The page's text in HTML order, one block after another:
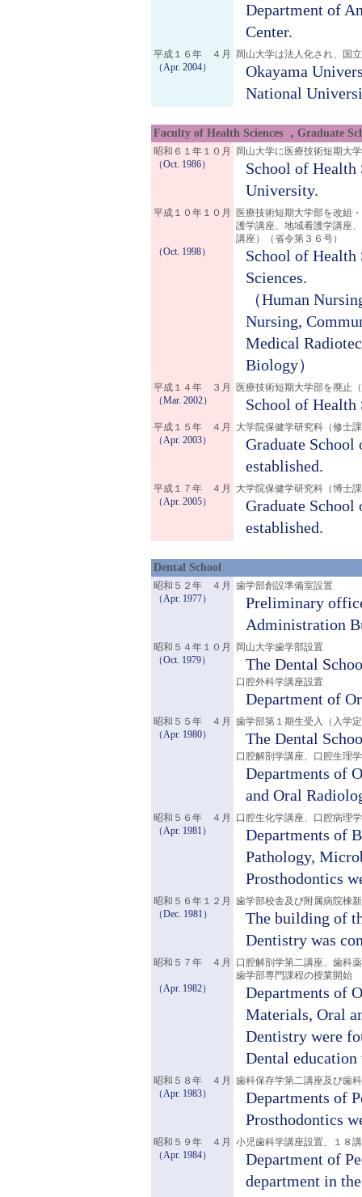
Department of
Center.
平成１６年 ４月
（Apr. 2004）
岡山大学は法人化され、国
Okayama
National
Faculty of Health Sciences ，Graduate
昭和６１年１０月
（Oct. 1986）
岡山大学に医療技術短期大
School of Health
University.
平成１０年１０月
（Oct. 1998）
医療技術短期大学部を改組
護学講座、地域看護学講座
講座）（省令第３６号）
School of Health
Sciences.
（Human
Nursing,
Medical
Biology）
平成１４年 ３月
（Mar. 2002）
医療技術短期大学部を廃止
School of Health
平成１５年 ４月
（Apr. 2003）
大学院保健学研究科（修士
Graduate School
established.
平成１７年 ４月
（Apr. 2005）
大学院保健学研究科（博士
Graduate School
established.
Dental School
昭和５２年 ４月
（Apr. 1977）
歯学部創設準備室設置
Preliminary
Administration
昭和５４年１０月
（Oct. 1979）
岡山大学歯学部設置
The Dental
口腔外科学講座設置
Department of
昭和５５年 ４月
（Apr. 1980）
歯学部第１期生受入（入学
The Dental
口腔解剖学講座、口腔生理
Departments of
and Oral
昭和５６年 ４月
（Apr. 1981）
口腔生化学講座、口腔病理
Departments of
Pathology,
Prosthodontics
昭和５６年１２月
（Dec. 1981）
歯学部校舎及び附属病院棟
The building of
Dentistry was
昭和５７年 ４月
（Apr. 1982）
口腔解剖学第二講座、歯科
歯学部専門課程の授業開始
Departments of
Materials, Oral
Dentistry were
Dental education
昭和５８年 ４月
（Apr. 1983）
歯科保存学第二講座及び歯
Departments of
Prosthodontics
昭和５９年 ４月
（Apr. 1984）
小児歯科学講座設置、１８
Department of
department in